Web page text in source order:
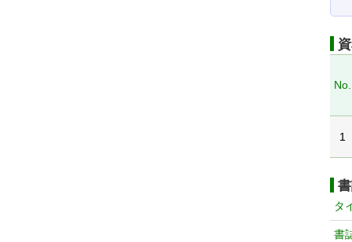
No.
1
タ
書